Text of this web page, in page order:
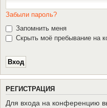
Забыли пароль?
Запомнить меня
Скрыть моё пребывание на
РЕГИСТРАЦИЯ
Для входа на конференцию